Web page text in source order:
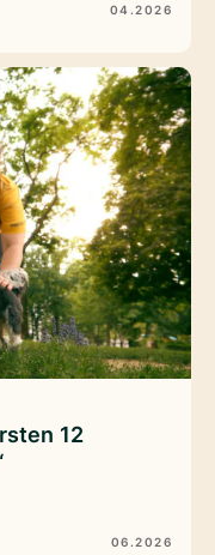
04.2026
12
06.2026